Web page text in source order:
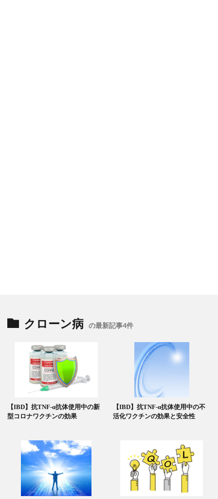
クローン病 の最新記事4件
【IBD】抗TNF-α抗体使用中の新
型コロナワクチンの効果
【IBD】抗TNF-α抗体使用中の不
活化ワクチンの効果と安全性